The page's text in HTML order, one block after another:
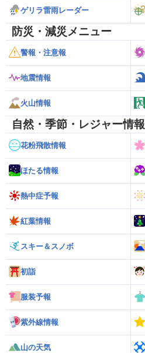
ゲリラ雷雨レーダー
防災・減災メニュー
警報・注意報
地震情報
火山情報
自然・季節・レジャー情報
花粉飛散情報
ほたる情報
熱中症予報
紅葉情報
スキー＆スノボ
初詣
服装予報
紫外線情報
山の天気